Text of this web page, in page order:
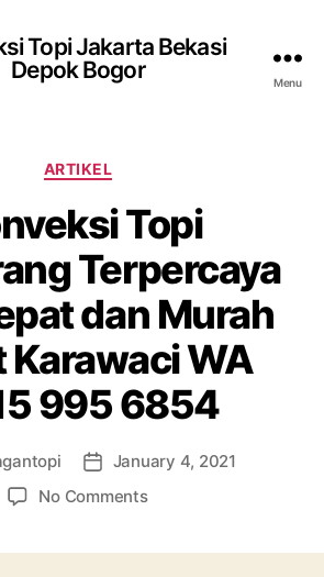
Topi Jakarta Bekasi
Depok Bogor
Menu
Categories
ARTIKEL
Topi
Terpercaya
dan Murah
Karawaci WA
995 6854
PostJanuary 4, 2021
No Commentson